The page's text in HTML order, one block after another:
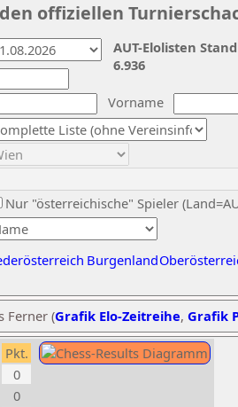
offiziellen
Vorname
Nur "österreichische" Spieler
Burgenland
AUT-Elolisten
6.936
Ferner (Grafik Elo-Zeitreihe, Grafik
Pkt.
0
0